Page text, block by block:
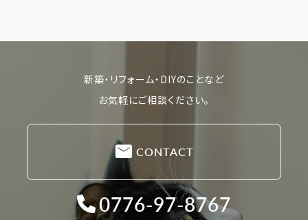
新築・リフォーム・DIYのことなど
お気軽にご相談ください。
CONTACT
0776-97-8767